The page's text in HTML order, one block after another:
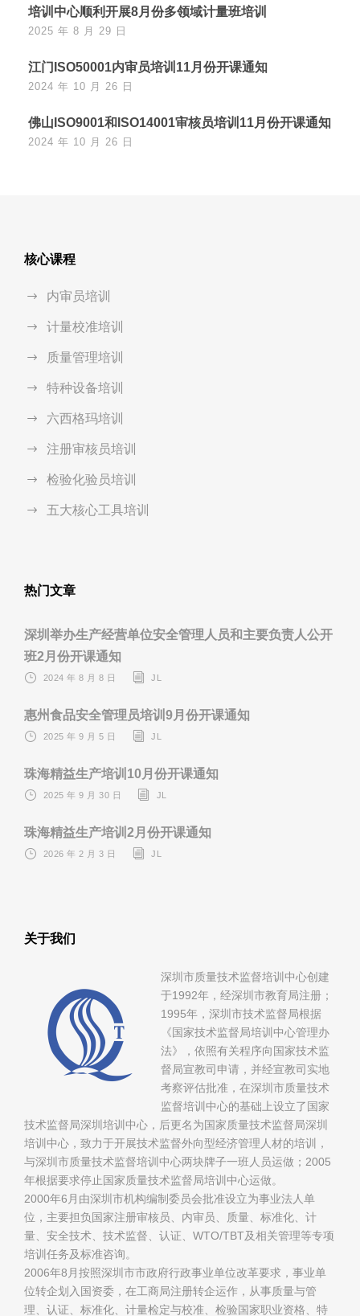
培训中心顺利开展8月份多领域计量班培训
2025 年 8 月 29 日
江门ISO50001内审员培训11月份开课通知
2024 年 10 月 26 日
佛山ISO9001和ISO14001审核员培训11月份开课通知
2024 年 10 月 26 日
核心课程
内审员培训
计量校准培训
质量管理培训
特种设备培训
六西格玛培训
注册审核员培训
检验化验员培训
五大核心工具培训
热门文章
深圳举办生产经营单位安全管理人员和主要负责人公开
班2月份开课通知
2024 年 8 月 8 日 JL
惠州食品安全管理员培训9月份开课通知
2025 年 9 月 5 日 JL
珠海精益生产培训10月份开课通知
2025 年 9 月 30 日 JL
珠海精益生产培训2月份开课通知
2026 年 2 月 3 日 JL
关于我们
深圳市质量技术监督培训中心创建
于1992年，经深圳市教育局注册；
1995年，深圳市技术监督局根据
《国家技术监督局培训中心管理办
法》，依照有关程序向国家技术监
督局宣教司申请，并经宣教司实地
考察评估批准，在深圳市质量技术
监督培训中心的基础上设立了国家
技术监督局深圳培训中心，后更名为国家质量技术监督局深圳
培训中心，致力于开展技术监督外向型经济管理人材的培训，
与深圳市质量技术监督培训中心两块牌子一班人员运做；2005
年根据要求停止国家质量技术监督局培训中心运做。
2000年6月由深圳市机构编制委员会批准设立为事业法人单
位，主要担负国家注册审核员、内审员、质量、标准化、计
量、安全技术、技术监督、认证、WTO/TBT及相关管理等专项
培训任务及标准咨询。
2006年8月按照深圳市市政府行政事业单位改革要求，事业单
位转企划入国资委，在工商局注册转企运作，从事质量与管
理、认证、标准化、计量检定与校准、检验国家职业资格、特